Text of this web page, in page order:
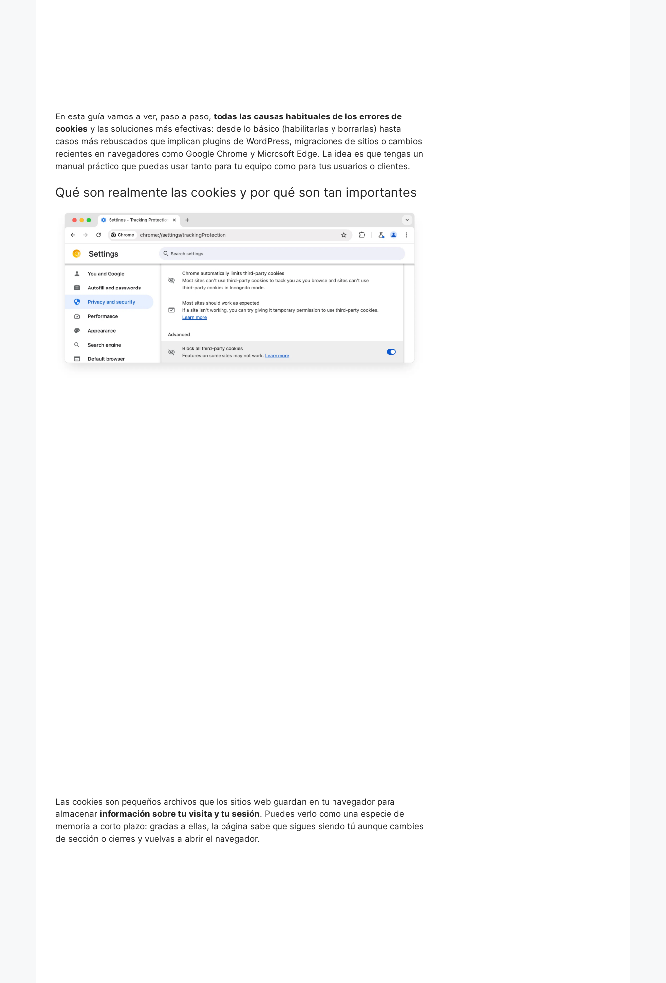
En esta guía vamos a ver, paso a paso, todas las causas habituales de los errores de
cookies y las soluciones más efectivas: desde lo básico (habilitarlas y borrarlas) hasta
casos más rebuscados que implican plugins de WordPress, migraciones de sitios o cambios
recientes en navegadores como Google Chrome y Microsoft Edge. La idea es que tengas un
manual práctico que puedas usar tanto para tu equipo como para tus usuarios o clientes.
Qué son realmente las cookies y por qué son tan importantes
Las cookies son pequeños archivos que los sitios web guardan en tu navegador para
almacenar información sobre tu visita y tu sesión. Puedes verlo como una especie de
memoria a corto plazo: gracias a ellas, la página sabe que sigues siendo tú aunque cambies
de sección o cierres y vuelvas a abrir el navegador.